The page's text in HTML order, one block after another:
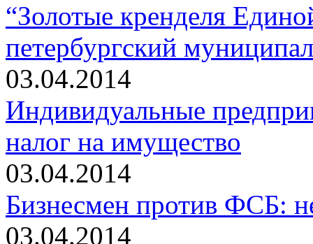
“Золотые кренделя
петербургский
03.04.2014
Индивидуальные
налог на имущество
03.04.2014
Бизнесмен против ФСБ:
03.04.2014